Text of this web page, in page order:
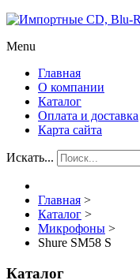
Menu
Главная
О компании
Каталог
Оплата и доставка
Карта сайта
Искать...
Главная >
Каталог >
Микрофоны >
Shure SM58 S
Каталог